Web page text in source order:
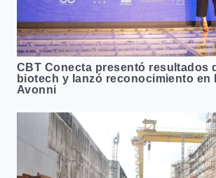
CBT Conecta presentó resultados
biotech y lanzó reconocimiento en
Avonni